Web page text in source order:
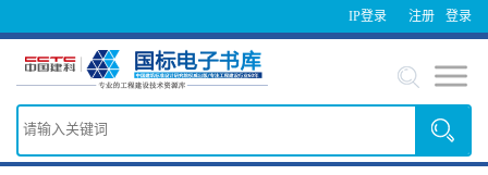
IP登录 登录
注册